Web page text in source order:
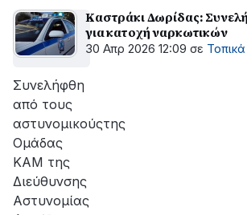
Καστράκι Δωρίδας:
για κατοχή ναρκωτικών
30 Απρ 2026 12:09 σε Τοπικά
Συνελήφθη
από τους
αστυνομικούςτης
Ομάδας
ΚΑΜ της
Διεύθυνσης
Αστυνομίας